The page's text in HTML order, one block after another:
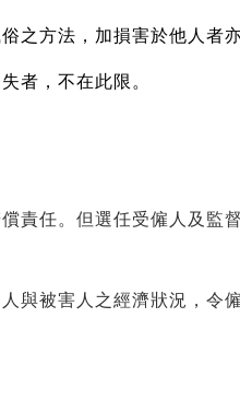
之方法，加損害於他人者亦
者，不在此限。
責任。但選任受僱人及監
與被害人之經濟狀況，令